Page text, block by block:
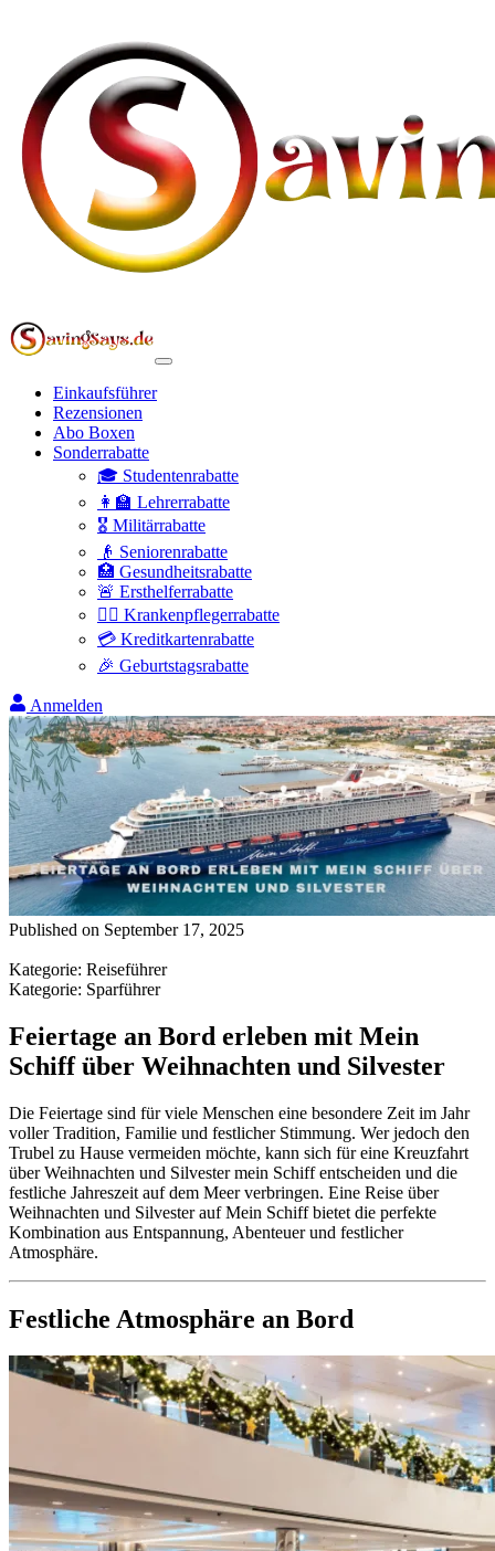
Einkaufsführer
Rezensionen
Abo Boxen
Sonderrabatte
🎓 Studentenrabatte
👩‍🏫 Lehrerrabatte
🎖️ Militärrabatte
👴 Seniorenrabatte
🏥 Gesundheitsrabatte
🚨 Ersthelferrabatte
👩‍⚕️ Krankenpflegerrabatte
💳 Kreditkartenrabatte
🎉 Geburtstagsrabatte
Anmelden
Published on September 17, 2025
Kategorie: Reiseführer
Kategorie: Sparführer
Feiertage an Bord erleben mit Mein
Schiff über Weihnachten und Silvester
Die Feiertage sind für viele Menschen eine besondere Zeit im Jahr
voller Tradition, Familie und festlicher Stimmung. Wer jedoch den
Trubel zu Hause vermeiden möchte, kann sich für eine Kreuzfahrt
über Weihnachten und Silvester mein Schiff entscheiden und die
festliche Jahreszeit auf dem Meer verbringen. Eine Reise über
Weihnachten und Silvester auf Mein Schiff bietet die perfekte
Kombination aus Entspannung, Abenteuer und festlicher
Atmosphäre.
Festliche Atmosphäre an Bord